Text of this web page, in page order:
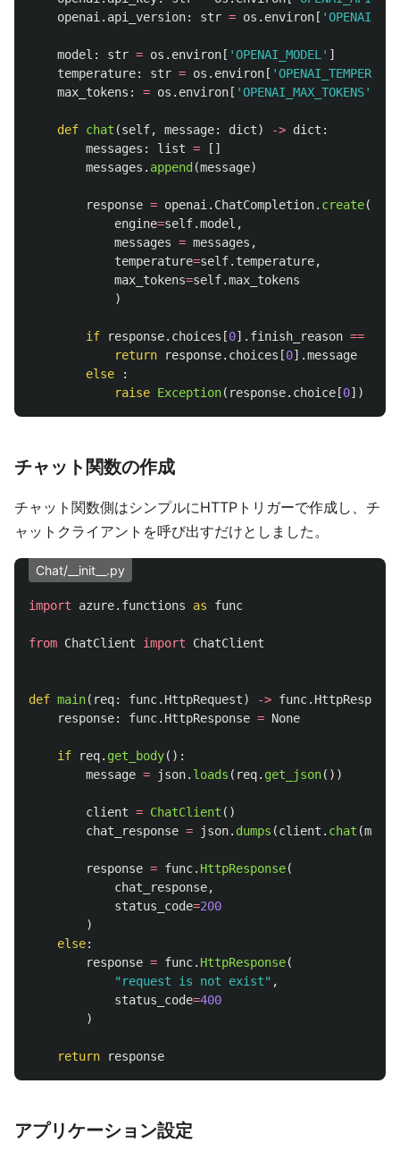
openai . api_version: str = os . environ[ '
model : str = os . environ[ 'OPENAI_MODEL ' ]
temperature: str = os . environ[ '
max_tokens : = os . environ[ 'OPENAI_MAX_TOKENS'
def chat (self, message: dict) -> dict :
messages : list =
[]
messages . append(message)
response = openai . ChatCompletion. create(
engine=self.model ,
messages = messages ,
temperature=self. temperature,
max_tokens=self.max_tokens
)
if response. choices [0]. finish_reason ==
return
response. choices [0].message
else
:
raise Exception( response. choice[0])
チャット関数の作成
チャット関数側はシンプルにHTTPトリガーで作成し、チ
ャットクライアントを呼び出すだけとしました。
Chat/__init__.py
import azure.functions as func
from ChatClient import ChatClient
def main( req: func. HttpRequest) -> func. HttpResponse
response: func. HttpResponse = None
if req. get_body():
message = json. loads ( req. get_json())
client = ChatClient ()
chat_response = json. dumps (client . chat (
response = func. HttpResponse(
chat_response,
status_code=200
)
else:
response = func. HttpResponse(
" request is not exist" ,
status_code=400
)
return response
アプリケーション設定